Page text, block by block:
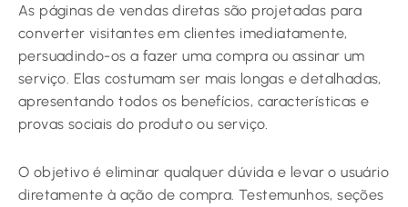
As páginas de vendas diretas são projetadas para
converter visitantes em clientes imediatamente,
persuadindo-os a fazer uma compra ou assinar um
serviço. Elas costumam ser mais longas e detalhadas,
apresentando todos os benefícios, características e
provas sociais do produto ou serviço.
O objetivo é eliminar qualquer dúvida e levar o usuário
diretamente à ação de compra. Testemunhos, seções